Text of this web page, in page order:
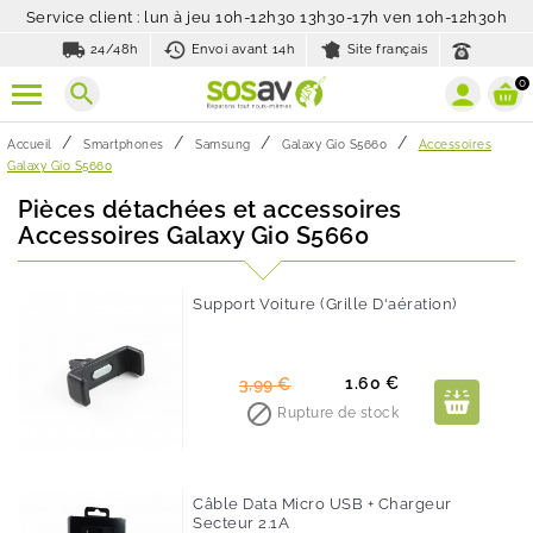
Service client : lun à jeu 10h-12h30 13h30-17h ven 10h-12h30h
local_shipping 24/48h history_toggle_off
Envoi avant 14h Site français
search 0
Accueil Smartphones Samsung Galaxy Gio S5660
Accessoires
Galaxy Gio S5660
Pièces détachées et accessoires
Accessoires Galaxy Gio S5660
Support Voiture (Grille D'aération)
Prix
de
3,99 €Prix 1.60 €
 Rupture de stock
Câble Data Micro USB + Chargeur
Secteur 2.1A